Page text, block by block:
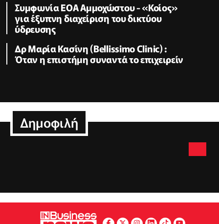
Συμφωνία ΕΟΑ Αμμοχώστου - «Κοίος»
για έξυπνη διαχείριση του δικτύου
ύδρευσης
Δρ Μαρία Κασίνη (Bellissimo Clinic) :
Όταν η επιστήμη συναντά το επιχειρείν
Δημοφιλή